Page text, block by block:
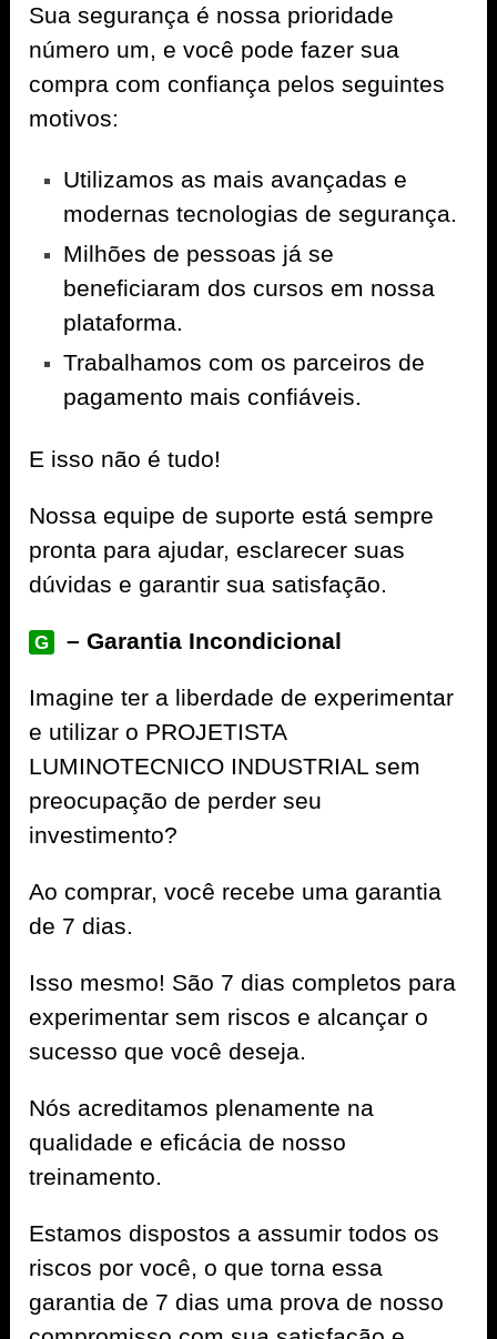
Sua segurança é nossa prioridade
número um, e você pode fazer sua
compra com confiança pelos seguintes
motivos:
Utilizamos as mais avançadas e
modernas tecnologias de segurança.
Milhões de pessoas já se
beneficiaram dos cursos em nossa
plataforma.
Trabalhamos com os parceiros de
pagamento mais confiáveis.
E isso não é tudo!
Nossa equipe de suporte está sempre
pronta para ajudar, esclarecer suas
dúvidas e garantir sua satisfação.
G – Garantia Incondicional
Imagine ter a liberdade de experimentar
e utilizar o PROJETISTA
LUMINOTECNICO INDUSTRIAL sem
preocupação de perder seu
investimento?
Ao comprar, você recebe uma garantia
de 7 dias.
Isso mesmo! São 7 dias completos para
experimentar sem riscos e alcançar o
sucesso que você deseja.
Nós acreditamos plenamente na
qualidade e eficácia de nosso
treinamento.
Estamos dispostos a assumir todos os
riscos por você, o que torna essa
garantia de 7 dias uma prova de nosso